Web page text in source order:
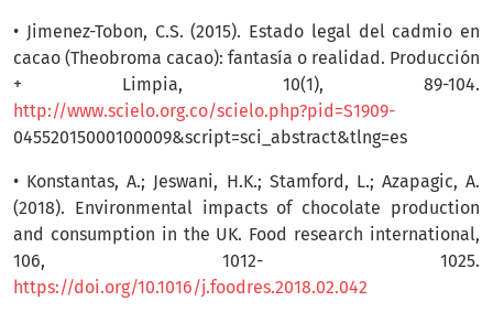
• Jimenez-Tobon, C.S. (2015). Estado legal del cadmio en
cacao (Theobroma cacao): fantasía o realidad. Producción
+ Limpia, 10(1), 89-104.
http://www.scielo.org.co/scielo.php?pid=S1909-
04552015000100009&script=sci_abstract&tlng=es
• Konstantas, A.; Jeswani, H.K.; Stamford, L.; Azapagic, A.
(2018). Environmental impacts of chocolate production
and consumption in the UK. Food research international,
106, 1012- 1025.
https://doi.org/10.1016/j.foodres.2018.02.042